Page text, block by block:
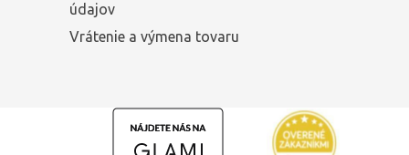
údajov
Vrátenie a výmena tovaru